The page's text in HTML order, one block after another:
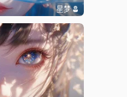
星梦